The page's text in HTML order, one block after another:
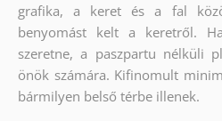
grafika, a keret és a fal
benyomást kelt a keretről.
szeretne, a paszpartu nélküli
önök számára. Kifinomult
bármilyen belső térbe illenek.